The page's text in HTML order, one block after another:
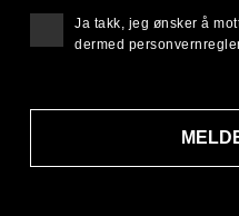
Ja takk, jeg ønsker å
dermed